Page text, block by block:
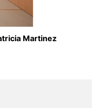
Martinez